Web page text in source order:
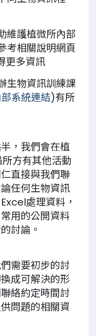
維護植微所內部
考相關說明網頁
更多資訊
生物資訊訓練課
系統連結)有所
，我們會在植
方有其他活動
直接與我們聯
任何生物資訊
處理資料，
用的公開資料
討論。
需要初步的討
成可解決的形
絡約定時間討
問題的相關資